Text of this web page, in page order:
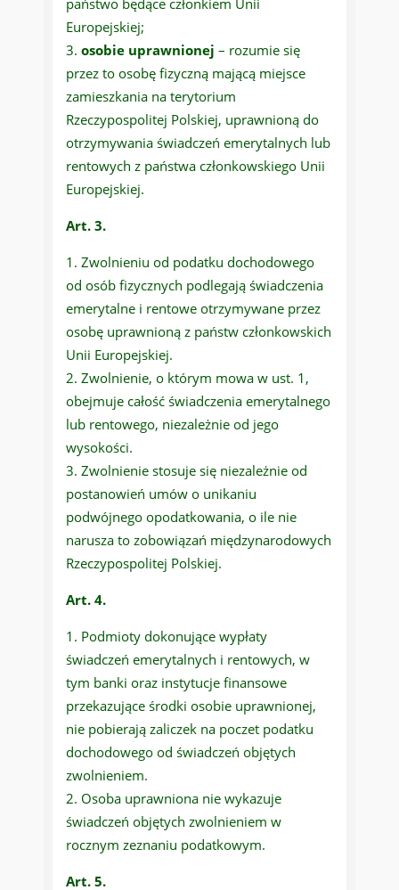
państwo będące członkiem Unii
Europejskiej;
osobie uprawnionej – rozumie się
przez to osobę fizyczną mającą miejsce
zamieszkania na terytorium
Rzeczypospolitej Polskiej, uprawnioną do
otrzymywania świadczeń emerytalnych lub
rentowych z państwa członkowskiego Unii
Europejskiej.
Art. 3.
Zwolnieniu od podatku dochodowego
od osób fizycznych podlegają świadczenia
emerytalne i rentowe otrzymywane przez
osobę uprawnioną z państw członkowskich
Unii Europejskiej.
Zwolnienie, o którym mowa w ust. 1,
obejmuje całość świadczenia emerytalnego
lub rentowego, niezależnie od jego
wysokości.
Zwolnienie stosuje się niezależnie od
postanowień umów o unikaniu
podwójnego opodatkowania, o ile nie
narusza to zobowiązań międzynarodowych
Rzeczypospolitej Polskiej.
Art. 4.
Podmioty dokonujące wypłaty
świadczeń emerytalnych i rentowych, w
tym banki oraz instytucje finansowe
przekazujące środki osobie uprawnionej,
nie pobierają zaliczek na poczet podatku
dochodowego od świadczeń objętych
zwolnieniem.
Osoba uprawniona nie wykazuje
świadczeń objętych zwolnieniem w
rocznym zeznaniu podatkowym.
Art. 5.